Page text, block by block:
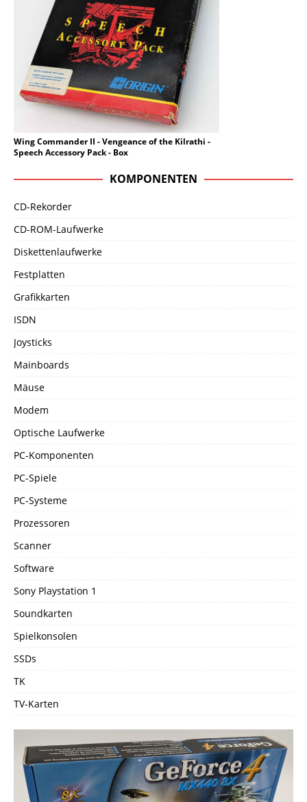
Wing Commander II - Vengeance of the Kilrathi -
Speech Accessory Pack - Box
KOMPONENTEN
CD-Rekorder
CD-ROM-Laufwerke
Diskettenlaufwerke
Festplatten
Grafikkarten
ISDN
Joysticks
Mainboards
Mäuse
Modem
Optische Laufwerke
PC-Komponenten
PC-Spiele
PC-Systeme
Prozessoren
Scanner
Software
Sony Playstation 1
Soundkarten
Spielkonsolen
SSDs
TK
TV-Karten